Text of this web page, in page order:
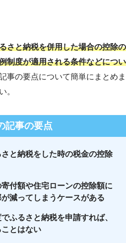
さと納税を併用した場合の控除の
制度が適用される条件などについ
事の要点について簡単にまとめま
。
記事の要点
と納税をした時の税金の控除
付額や住宅ローンの控除額に
減ってしまうケースがある
ふるさと納税を申請すれば、
とはない